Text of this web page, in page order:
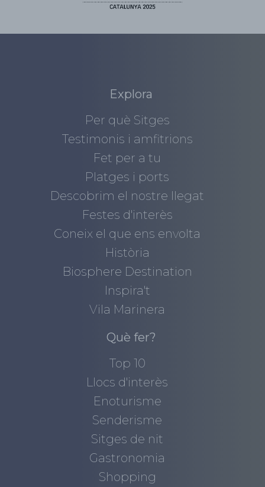
Explora
Per què Sitges
Testimonis i amfitrions
Fet per a tu
Platges i ports
Descobrim el nostre llegat
Festes d'interès
Coneix el que ens envolta
Història
Biosphere Destination
Inspira't
Vila Marinera
Què fer?
Top 10
Llocs d'interès
Enoturisme
Senderisme
Sitges de nit
Gastronomia
Shopping